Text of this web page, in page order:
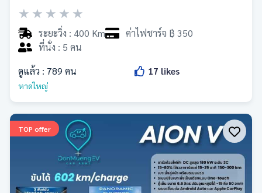
★ ★ ★ ★ ★
ระยะวิ่ง : 400 Km
ค่าไฟชาร์จ ฿ 350
ที่นั่ง : 5 คน
ดูแล้ว : 789 คน 17 likes
หาดใหญ่
TOP offer